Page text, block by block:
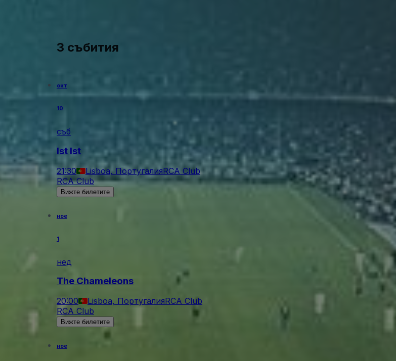
3 събития
окт
10
съб
Ist Ist
21:30 Lisboa, ПортугалияRCA Club
RCA Club
Вижте билетите
ное
1
нед
The Chameleons
20:00 Lisboa, ПортугалияRCA Club
RCA Club
Вижте билетите
ное